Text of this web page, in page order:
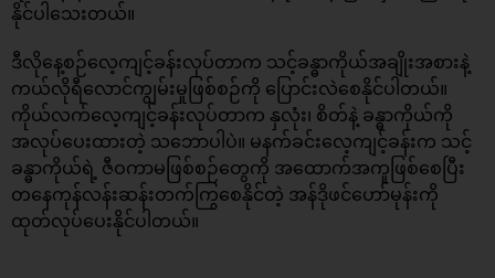
နိုင်ပါသေးတယ်။
ဒီလိုနေ့စဉ်လေ့ကျင့်ခန်းလုပ်တာက သင့်ခန္ဓာကိုယ်အချိုးအစားနဲ့
ကယ်လိုရီလောင်ကျွမ်းမှုဖြစ်စဉ်ကို ပြောင်းလဲစေနိုင်ပါတယ်။
ကိုယ်လက်လေ့ကျင့်ခန်းလုပ်တာက နှလုံး၊ စိတ်နဲ့ ခန္ဓာကိုယ်ကို
အလုပ်ပေးထားတဲ့ သဘောပါပဲ။ မနက်ခင်းလေ့ကျင့်ခန်းက သင့်
ခန္ဓာကိုယ်ရဲ့ ဇီဝကာမဖြစ်စဉ်တွေကို အထောက်အကူဖြစ်စေပြီး
တနေကုန်လန်းဆန်းတက်ကြွစေနိုင်တဲ့ အန်ဒိုဖင်ဟော်မုန်းကို
ထုတ်လုပ်ပေးနိုင်ပါတယ်။